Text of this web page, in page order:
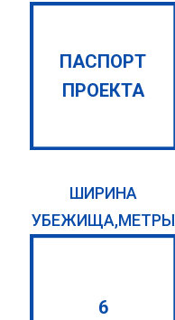
ПАСПОРТ
ПРОЕКТА
ШИРИНА
УБЕЖИЩА,МЕТРЫ
6